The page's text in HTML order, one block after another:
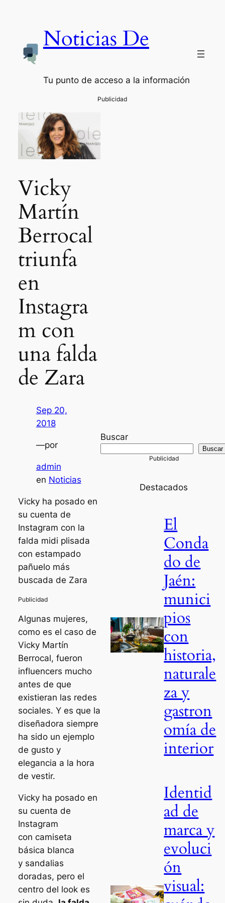
Noticias De
Tu punto de acceso a la información
Vicky
Martín
Berrocal
triunfa
en
Instagra
m con
una falda
de Zara
Sep 20,
2018
—por
admin
en Noticias
Vicky ha posado en
su cuenta de
Instagram con la
falda midi plisada
con estampado
pañuelo más
buscada de Zara
Algunas mujeres,
como es el caso de
Vicky Martín
Berrocal, fueron
influencers mucho
antes de que
existieran las redes
sociales. Y es que la
diseñadora siempre
ha sido un ejemplo
de gusto y
elegancia a la hora
de vestir.
Vicky ha posado en
su cuenta de
Instagram
con camiseta
básica blanca
y sandalias
doradas, pero el
centro del look es
Buscar
Buscar
Destacados
El
Conda
do de
Jaén:
munici
pios
con
historia,
naturale
za y
gastron
omía de
interior
Identid
ad de
marca y
evoluci
ón
visual: